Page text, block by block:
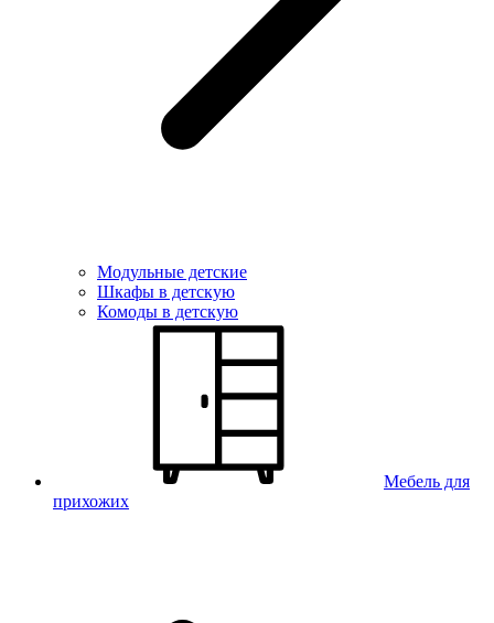
Модульные детские
Шкафы в детскую
Комоды в детскую
Мебель для
прихожих